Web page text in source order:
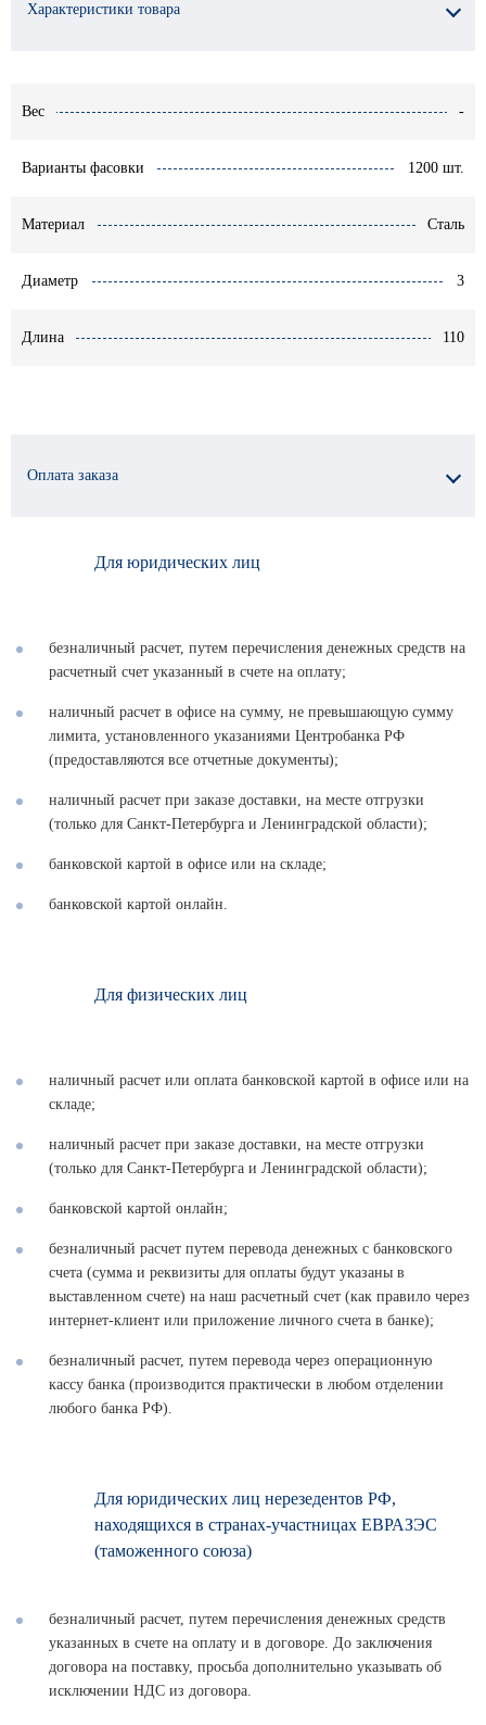
Характеристики товара
Вес -
Варианты фасовки 1200 шт.
Материал Сталь
Диаметр 3
Длина 110
Оплата заказа
Для юридических лиц
безналичный расчет, путем перечисления денежных средств на
расчетный счет указанный в счете на оплату;
наличный расчет в офисе на сумму, не превышающую сумму
лимита, установленного указаниями Центробанка РФ
(предоставляются все отчетные документы);
наличный расчет при заказе доставки, на месте отгрузки
(только для Санкт-Петербурга и Ленинградской области);
банковской картой в офисе или на складе;
банковской картой онлайн.
Для физических лиц
наличный расчет или оплата банковской картой в офисе или на
складе;
наличный расчет при заказе доставки, на месте отгрузки
(только для Санкт-Петербурга и Ленинградской области);
банковской картой онлайн;
безналичный расчет путем перевода денежных с банковского
счета (сумма и реквизиты для оплаты будут указаны в
выставленном счете) на наш расчетный счет (как правило через
интернет-клиент или приложение личного счета в банке);
безналичный расчет, путем перевода через операционную
кассу банка (производится практически в любом отделении
любого банка РФ).
Для юридических лиц нерезедентов РФ,
находящихся в странах-участницах ЕВРАЗЭС
(таможенного союза)
безналичный расчет, путем перечисления денежных средств
указанных в счете на оплату и в договоре. До заключения
договора на поставку, просьба дополнительно указывать об
исключении НДС из договора.